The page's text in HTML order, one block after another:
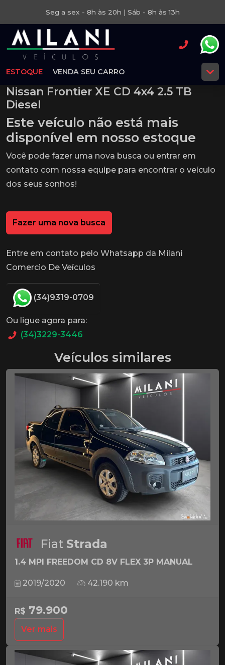
Seg a sex - 8h às 20h | Sáb - 8h às 13h
ESTOQUE VENDA SEU CARRO
Nissan Frontier XE CD 4x4 2.5 TB
Diesel
Este veículo não está mais
disponível em nosso estoque
Você pode fazer uma nova busca ou entrar em
contato com nossa equipe para encontrar o veículo
dos seus sonhos!
Fazer uma nova busca
Entre em contato pelo Whatsapp da Milani
Comercio De Veículos
(34)9319-0709
Ou ligue agora para:
(34)3229-3446
Veículos similares
Fiat Strada
1.4 MPI FREEDOM CD 8V FLEX 3P MANUAL
2019/2020 42.190 km
R$ 79.900
Ver mais